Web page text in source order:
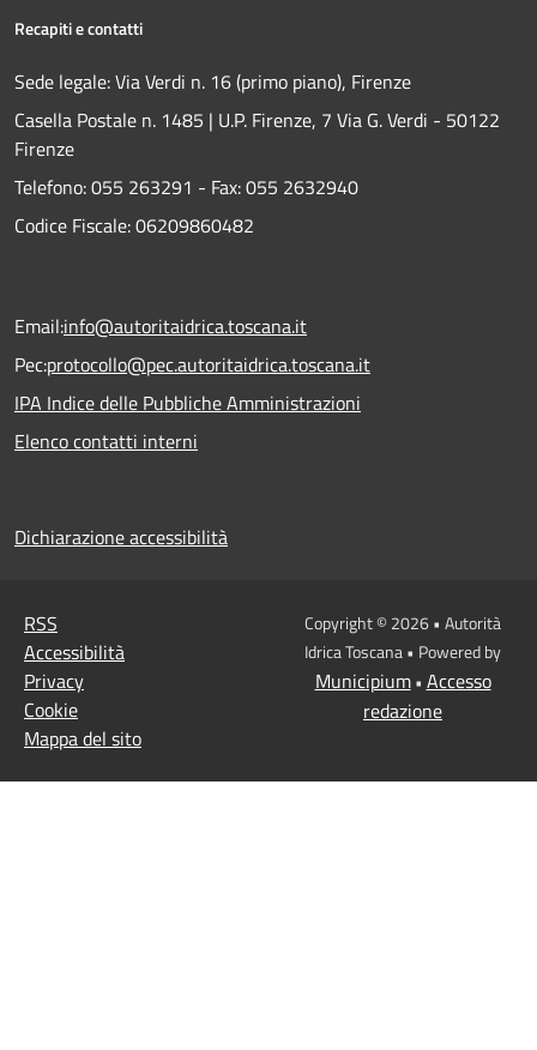
Recapiti e contatti
Sede legale: Via Verdi n. 16 (primo piano), Firenze
Casella Postale n. 1485 | U.P. Firenze, 7 Via G. Verdi - 50122
Firenze
Telefono:055 263291 - Fax:055 2632940
Codice Fiscale: 06209860482
Email:info@autoritaidrica.toscana.it
Pec:protocollo@pec.autoritaidrica.toscana.it
IPA Indice delle Pubbliche Amministrazioni
Elenco contatti interni
Dichiarazione accessibilità
RSS
Accessibilità
Privacy
Cookie
Mappa del sito
Copyright © 2026 • Autorità
Idrica Toscana • Powered by
Municipium• Accesso
redazione